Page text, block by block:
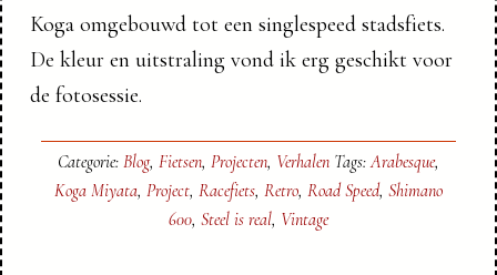
Koga omgebouwd tot een singlespeed stadsfiets.
De kleur en uitstraling vond ik erg geschikt voor
de fotosessie.
Categorie: Blog, Fietsen, Projecten, Verhalen Tags:Arabesque,
Koga Miyata, Project, Racefiets, Retro, Road Speed, Shimano
600, Steel is real, Vintage